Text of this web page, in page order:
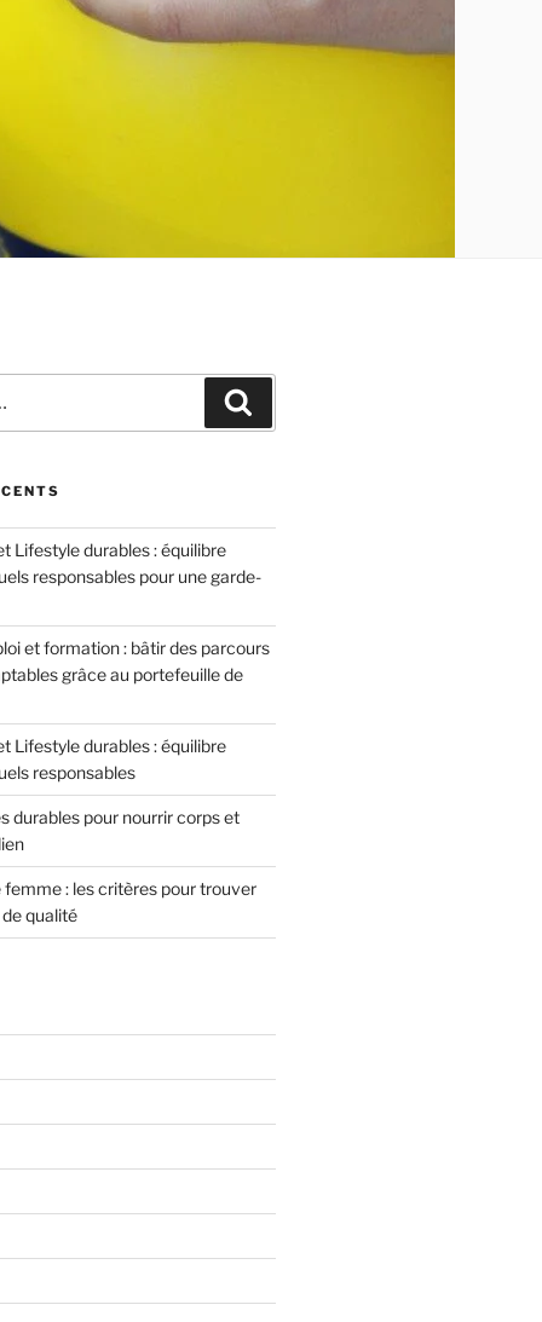
Lifestyle durables : équilibre
responsables pour une garde-
et formation : bâtir des parcours
grâce au portefeuille de
Lifestyle durables : équilibre
responsables
durables pour nourrir corps et
: les critères pour trouver
qualité